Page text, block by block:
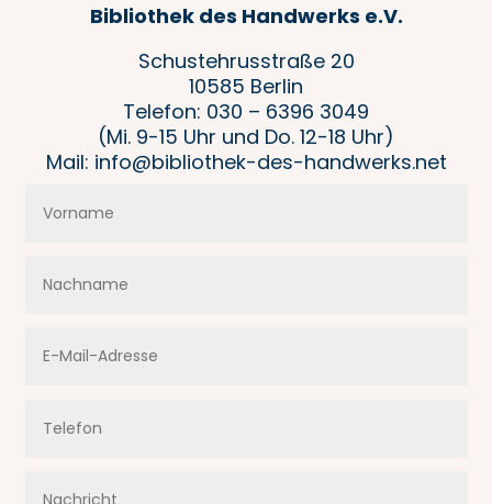
Bibliothek des Handwerks e.V.
Schustehrusstraße 20
10585 Berlin
Telefon: 030 – 6396 3049
(Mi. 9-15 Uhr und Do. 12-18 Uhr)
Mail: info@bibliothek-des-handwerks.net